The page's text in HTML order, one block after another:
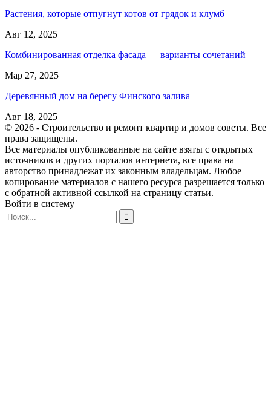
Растения, которые отпугнут котов от грядок и клумб
Авг 12, 2025
Комбинированная отделка фасада — варианты сочетаний
Мар 27, 2025
Деревянный дом на берегу Финского залива
Авг 18, 2025
© 2026 - Строительство и ремонт квартир и домов советы. Все
права защищены.
Все материалы опубликованные на сайте взяты с открытых
источников и других порталов интернета, все права на
авторство принадлежат их законным владельцам. Любое
копирование материалов с нашего ресурса разрешается только
с обратной активной ссылкой на страницу статьи.
Войти в систему